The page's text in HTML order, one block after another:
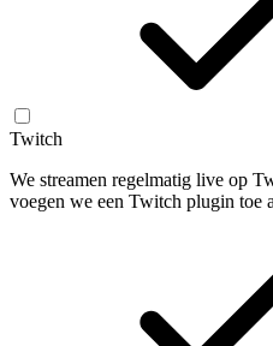
Twitch
We streamen regelmatig live op
voegen we een Twitch plugin toe